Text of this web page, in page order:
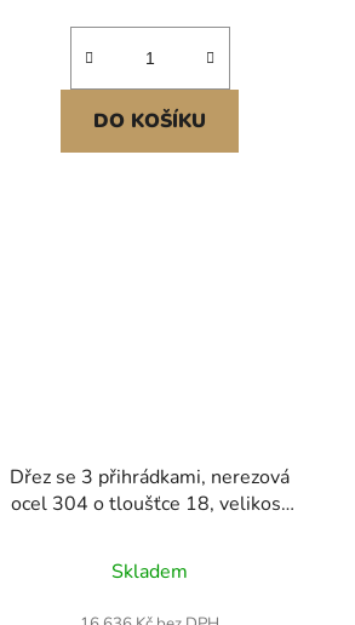
DO KOŠÍKU
Dřez se 3 přihrádkami, nerezová
ocel 304 o tloušťce 18, velikost
komerční podbarevný dřez s
dvojitým odkapávacím otvorem a
obkladem pro kuchyň, restauraci,
Skladem